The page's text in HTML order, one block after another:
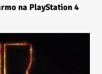
na PlayStation 4